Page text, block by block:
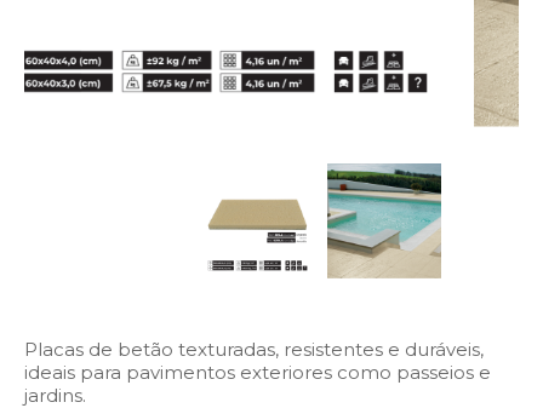
Placas de betão texturadas, resistentes e duráveis,
ideais para pavimentos exteriores como passeios e
jardins.